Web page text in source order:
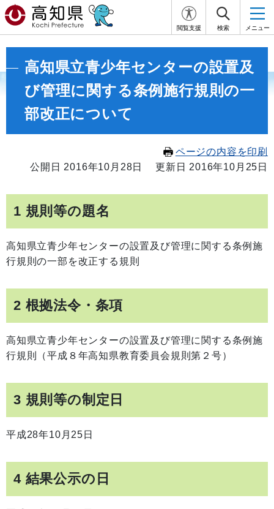
閲覧支援 検索 メニュー
高知県立青少年センターの設置及
び管理に関する条例施行規則の一
部改正について
ページの内容を印刷
公開日 2016年10月28日
更新日 2016年10月25日
1 規則等の題名
高知県立青少年センターの設置及び管理に関する条例施
行規則の一部を改正する規則
2 根拠法令・条項
高知県立青少年センターの設置及び管理に関する条例施
行規則（平成８年高知県教育委員会規則第２号）
3 規則等の制定日
平成28年10月25日
4 結果公示の日